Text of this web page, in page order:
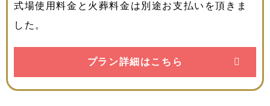
式場使用料金と火葬料金は別途お支払いを頂きま
した。
プラン詳細はこちら